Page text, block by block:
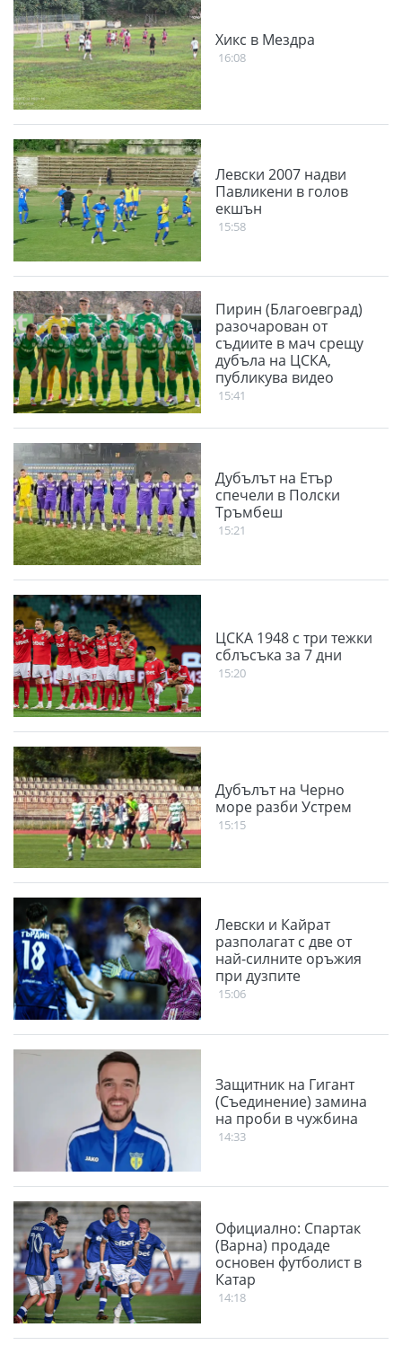
Хикс в Мездра
16:08
Левски 2007 надви
Павликени в голов
екшън
15:58
Пирин (Благоевград)
разочарован от
съдиите в мач срещу
дубъла на ЦСКА,
публикува видео
15:41
Дубълът на Етър
спечели в Полски
Тръмбеш
15:21
ЦСКА 1948 с три тежки
сблъсъка за 7 дни
15:20
Дубълът на Черно
море разби Устрем
15:15
Левски и Кайрат
разполагат с две от
най-силните оръжия
при дузпите
15:06
Защитник на Гигант
(Съединение) замина
на проби в чужбина
14:33
Официално: Спартак
(Варна) продаде
основен футболист в
Катар
14:18